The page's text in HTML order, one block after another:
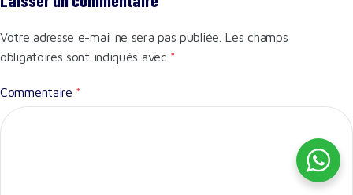
Votre adresse e-mail ne sera pas publiée. Les champs
obligatoires sont indiqués avec *
Commentaire *